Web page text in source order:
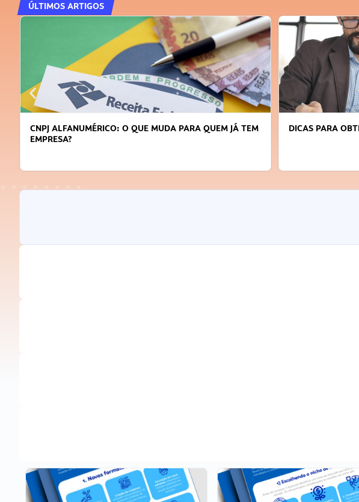
ÚLTIMOS ARTIGOS
CNPJ ALFANUMÉRICO: O QUE MUDA PARA QUEM JÁ TEM
EMPRESA?
DICAS PARA